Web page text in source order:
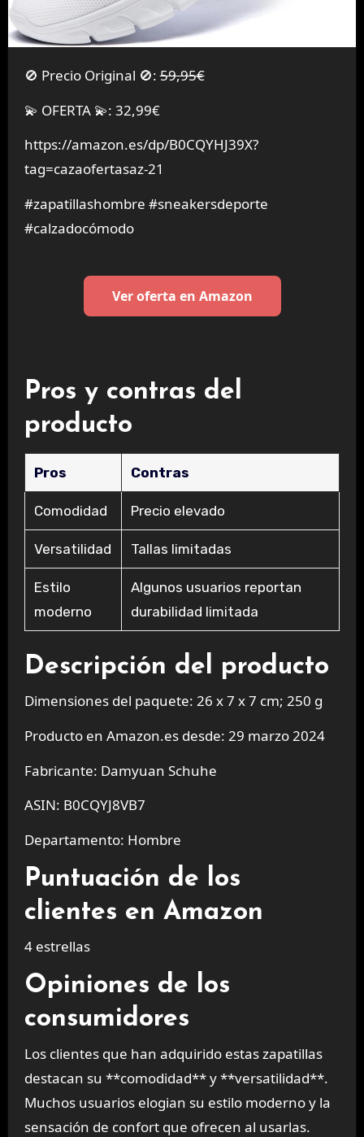
🚫 Precio Original 🚫:59,95€
💫 OFERTA 💫: 32,99€
https://amazon.es/dp/B0CQYHJ39X?
tag=cazaofertasaz-21
#zapatillashombre #sneakersdeporte
#calzadocómodo
Ver oferta en Amazon
Pros y contras del
producto
Pros Contras
Comodidad Precio elevado
Versatilidad Tallas limitadas
Estilo
moderno
Algunos usuarios reportan
durabilidad limitada
Descripción del producto
Dimensiones del paquete: 26 x 7 x 7 cm; 250 g
Producto en Amazon.es desde: 29 marzo 2024
Fabricante: Damyuan Schuhe
ASIN: B0CQYJ8VB7
Departamento: Hombre
Puntuación de los
clientes en Amazon
4 estrellas
Opiniones de los
consumidores
Los clientes que han adquirido estas zapatillas
destacan su **comodidad** y **versatilidad**.
Muchos usuarios elogian su estilo moderno y la
sensación de confort que ofrecen al usarlas.